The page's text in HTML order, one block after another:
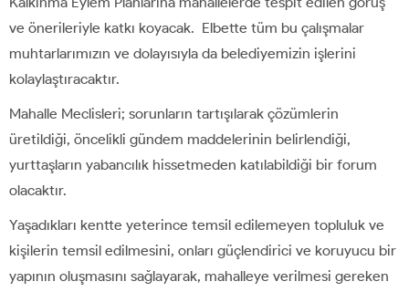
ve önerileriyle katkı koyacak. Elbette tüm bu çalışmalar
muhtarlarımızın ve dolayısıyla da belediyemizin işlerini
kolaylaştıracaktır.
Mahalle Meclisleri; sorunların tartışılarak çözümlerin
üretildiği, öncelikli gündem maddelerinin belirlendiği,
yurttaşların yabancılık hissetmeden katılabildiği bir forum
olacaktır.
Yaşadıkları kentte yeterince temsil edilemeyen topluluk ve
kişilerin temsil edilmesini, onları güçlendirici ve koruyucu bir
yapının oluşmasını sağlayarak, mahalleye verilmesi gereken